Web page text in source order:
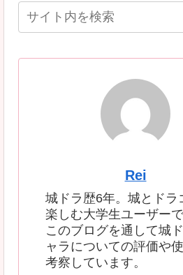
Rei
城ドラ歴6年。城とドラ
楽しむ大学生ユーザーで
このブログを通して城
ャラについての評価や
考察しています。